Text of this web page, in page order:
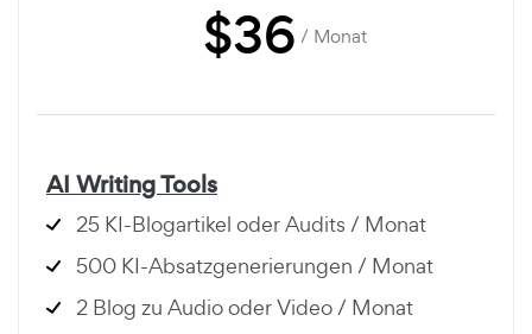
$36 / Monat
AI Writing Tools
25 KI-Blogartikel oder Audits / Monat
500 KI-Absatzgenerierungen / Monat
2 Blog zu Audio oder Video / Monat